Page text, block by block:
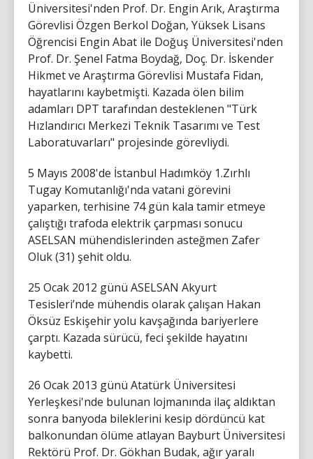
Üniversitesi'nden Prof. Dr. Engin Arık, Araştırma
Görevlisi Özgen Berkol Doğan, Yüksek Lisans
Öğrencisi Engin Abat ile Doğuş Üniversitesi'nden
Prof. Dr. Şenel Fatma Boydağ, Doç. Dr. İskender
Hikmet ve Araştırma Görevlisi Mustafa Fidan,
hayatlarını kaybetmişti. Kazada ölen bilim
adamları DPT tarafından desteklenen "Türk
Hızlandırıcı Merkezi Teknik Tasarımı ve Test
Laboratuvarları" projesinde görevliydi.
5 Mayıs 2008'de İstanbul Hadımköy 1.Zırhlı
Tugay Komutanlığı'nda vatani görevini
yaparken, terhisine 74 gün kala tamir etmeye
çalıştığı trafoda elektrik çarpması sonucu
ASELSAN mühendislerinden asteğmen Zafer
Oluk (31) şehit oldu.
25 Ocak 2012 günü ASELSAN Akyurt
Tesisleri’nde mühendis olarak çalışan Hakan
Öksüz Eskişehir yolu kavşağında bariyerlere
çarptı. Kazada sürücü, feci şekilde hayatını
kaybetti.
26 Ocak 2013 günü Atatürk Üniversitesi
Yerleşkesi'nde bulunan lojmanında ilaç aldıktan
sonra banyoda bileklerini kesip dördüncü kat
balkonundan ölüme atlayan Bayburt Üniversitesi
Rektörü Prof. Dr. Gökhan Budak, ağır yaralı